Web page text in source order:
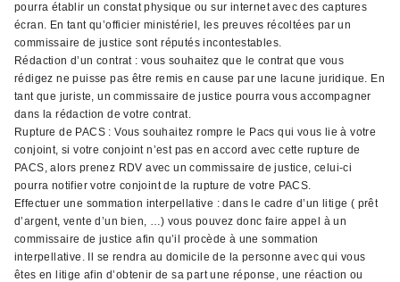
pourra établir un constat physique ou sur internet avec des captures
écran. En tant qu’officier ministériel, les preuves récoltées par un
commissaire de justice sont réputés incontestables.
Rédaction d’un contrat : vous souhaitez que le contrat que vous
rédigez ne puisse pas être remis en cause par une lacune juridique. En
tant que juriste, un commissaire de justice pourra vous accompagner
dans la rédaction de votre contrat.
Rupture de PACS : Vous souhaitez rompre le Pacs qui vous lie à votre
conjoint, si votre conjoint n’est pas en accord avec cette rupture de
PACS, alors prenez RDV avec un commissaire de justice, celui-ci
pourra notifier votre conjoint de la rupture de votre PACS.
Effectuer une sommation interpellative : dans le cadre d’un litige ( prêt
d’argent, vente d’un bien, …) vous pouvez donc faire appel à un
commissaire de justice afin qu’il procède à une sommation
interpellative. Il se rendra au domicile de la personne avec qui vous
êtes en litige afin d’obtenir de sa part une réponse, une réaction ou